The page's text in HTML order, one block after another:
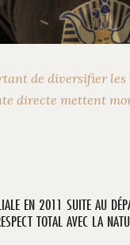
de diversifier
directe mettent
EN 2011 SUITE AU
TOTAL AVEC LA